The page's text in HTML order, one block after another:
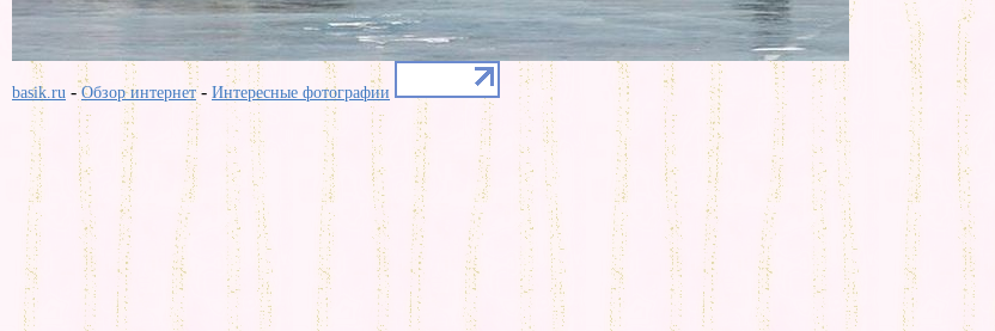
basik.ru -Обзор интернет- Интересные фотографии